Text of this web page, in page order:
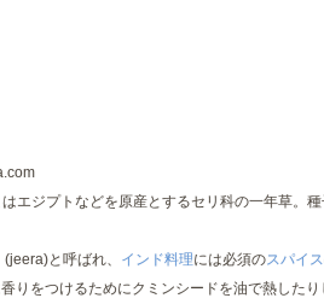
エジプトなどを原産とするセリ科の一年草。
と呼ばれ、 インド料理には必須のスパイス
りをつけるためにクミンシードを油で熱したり